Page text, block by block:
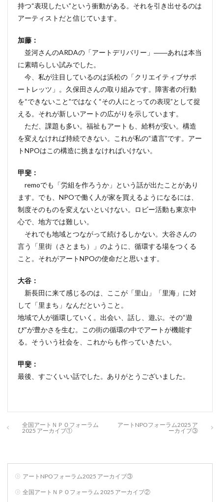
持つ“表現したい”という衝動がある。それを引き出せるのは
アーティストだと信じています。
加藤：
並河さんのARDAの「アートデリバリー」――あれは本当
に素晴らしい試みでした。
今、私が注目しているのは浜松の「クリエイティブサポ
ートレッツ」。久保田さんの取り組みです。障害者の行動
を“できないこと”ではなく“その人にとっての表現”として捉
える。それが新しいアートの広がりを示しています。
ただ、課題も多い。福祉もアートも、給料が安い。構造
を変えなければ持続できない。これが私の“遺言”です。アー
トNPOはこの構造に挑まなければいけない。
甲斐：
remoでも「労組を作ろうか」という話が出たことがあり
ます。でも、NPOで働く人が家を買えるようになるには、
制度そのものを変えないといけない。ロビー活動も東京中
心で、地方では難しい。
それでも地域とつながって続けるしかない。大谷さんの
言う「里街（さとまち）」のように、循環する場をつくる
こと。それがアートNPOの使命だと思います。
大谷：
新長田に来て感じるのは、ここが「里山」「里海」に対
して「里まち」なんだということ。
地域で人が循環していく。出会い、話し、遊ぶ。その“遊
び”が豊かさを生む。この街の循環の中でアートが機能す
る。そういう社会を、これからも作っていきたい。
甲斐：
最後、すごくいい話でした。ありがとうございました。
全国アートＮＰＯフォーラム
2025 アーカイブ①
アートNPOフォーラム2025 ア
ーカイブ③
アートNPOフォーラム2025 アーカイブ③
全国アートＮＰＯフォーラム 2025 アーカイブ②